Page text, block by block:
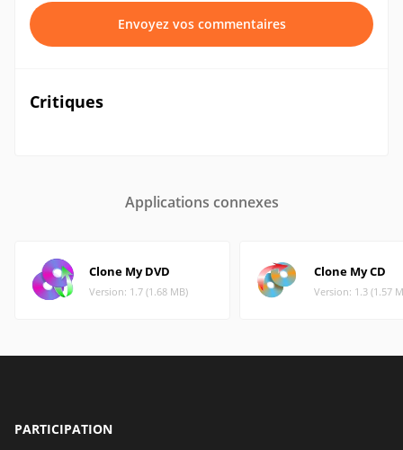
Envoyez vos commentaires
Critiques
Applications connexes
Clone My DVD
Version: 1.7 (1.68 MB)
Clone My CD
Version: 1.3 (1.57
PARTICIPATION